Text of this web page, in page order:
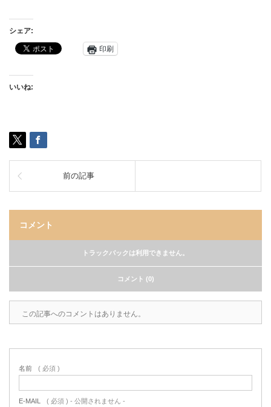
シェア:
印刷
いいね:
前の記事
コメント
トラックバックは利用できません。
コメント (0)
この記事へのコメントはありません。
名前 ( 必須 )
E-MAIL ( 必須 ) - 公開されません -